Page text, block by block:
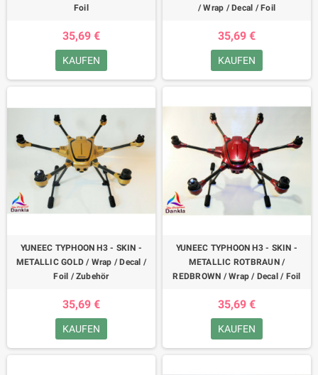
Foil
35,69 €
KAUFEN
/ Wrap / Decal / Foil
35,69 €
KAUFEN
YUNEEC TYPHOON H3 - SKIN -
METALLIC GOLD / Wrap / Decal /
Foil / Zubehör
35,69 €
KAUFEN
YUNEEC TYPHOON H3 - SKIN -
METALLIC ROTBRAUN /
REDBROWN / Wrap / Decal / Foil
35,69 €
KAUFEN